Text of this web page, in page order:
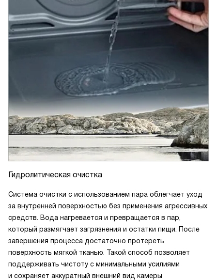
Гидролитическая очистка
Система очистки с использованием пара облегчает уход
за внутренней поверхностью без применения агрессивных
средств. Вода нагревается и превращается в пар,
который размягчает загрязнения и остатки пищи. После
завершения процесса достаточно протереть
поверхность мягкой тканью. Такой способ позволяет
поддерживать чистоту с минимальными усилиями
и сохраняет аккуратный внешний вид камеры